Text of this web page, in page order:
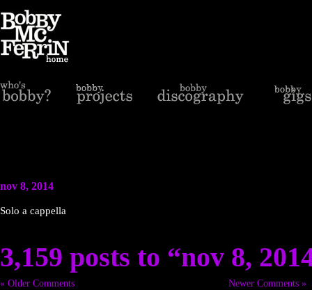
nov 8, 2014
Solo a cappella
3,159 posts to “nov 8,
« Older Comments Newer Comments »